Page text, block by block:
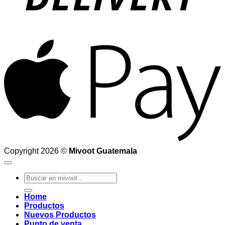
Copyright 2026 © Mivoot Guatemala
Buscar
por:
Home
Productos
Nuevos Productos